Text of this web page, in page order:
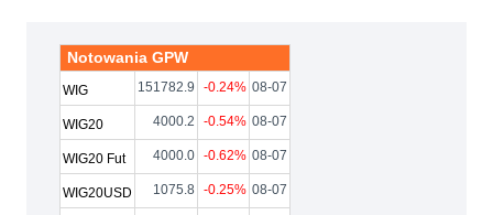
Notowania GPW
WIG 151782.9 -0.24% 08-07
WIG20 4000.2 -0.54% 08-07
WIG20 Fut 4000.0 -0.62% 08-07
WIG20USD 1075.8 -0.25% 08-07